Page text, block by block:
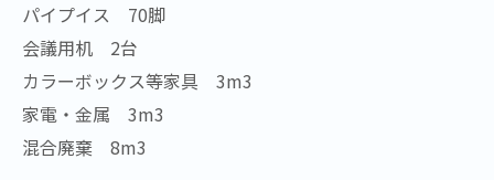
パイプイス 70脚
会議用机 2台
カラーボックス等家具 3m3
家電・金属 3m3
混合廃棄 8m3